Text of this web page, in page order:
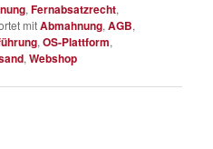
,Fernabsatzrecht,
mitAbmahnung,AGB,
,OS-Plattform,
,Webshop